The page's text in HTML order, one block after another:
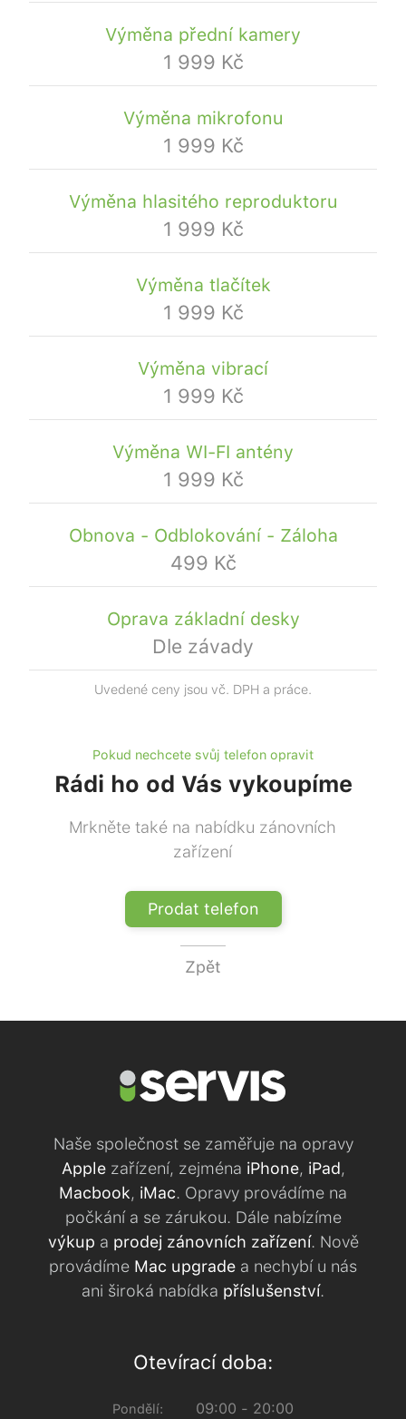
Výměna přední kamery
1 999 Kč
Výměna mikrofonu
1 999 Kč
Výměna hlasitého reproduktoru
1 999 Kč
Výměna tlačítek
1 999 Kč
Výměna vibrací
1 999 Kč
Výměna WI-FI antény
1 999 Kč
Obnova - Odblokování - Záloha
499 Kč
Oprava základní desky
Dle závady
Uvedené ceny jsou vč. DPH a práce.
Pokud nechcete svůj telefon opravit
Rádi ho od Vás vykoupíme
Mrkněte také na nabídku zánovních
zařízení
Prodat telefon
Zpět
Naše společnost se zaměřuje na opravy
Applezařízení, zejména iPhone, iPad,
Macbook, iMac. Opravy provádíme na
počkání a se zárukou. Dále nabízíme
výkup a prodej zánovních zařízení. Nově
provádíme Mac upgrade a nechybí u nás
ani široká nabídka příslušenství.
Otevírací doba:
Pondělí:
09:00 - 20:00